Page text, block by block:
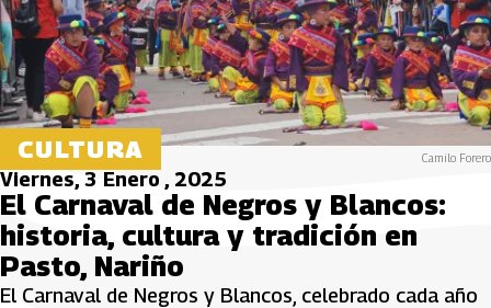
CULTURA Camilo Forero
Viernes, 3 Enero , 2025
El Carnaval de Negros y Blancos:
historia, cultura y tradición en
Pasto, Nariño
El Carnaval de Negros y Blancos, celebrado cada año